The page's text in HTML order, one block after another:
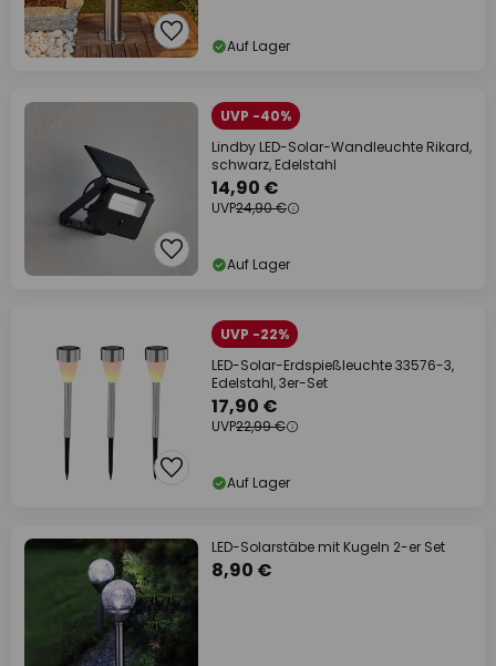
Auf Lager
UVP -40%
Lindby LED-Solar-Wandleuchte Rikard,
schwarz, Edelstahl
14,90 €
UVP24,90 €
Auf Lager
UVP -22%
LED-Solar-Erdspießleuchte 33576-3,
Edelstahl, 3er-Set
17,90 €
UVP22,99 €
Auf Lager
LED-Solarstäbe mit Kugeln 2-er Set
8,90 €